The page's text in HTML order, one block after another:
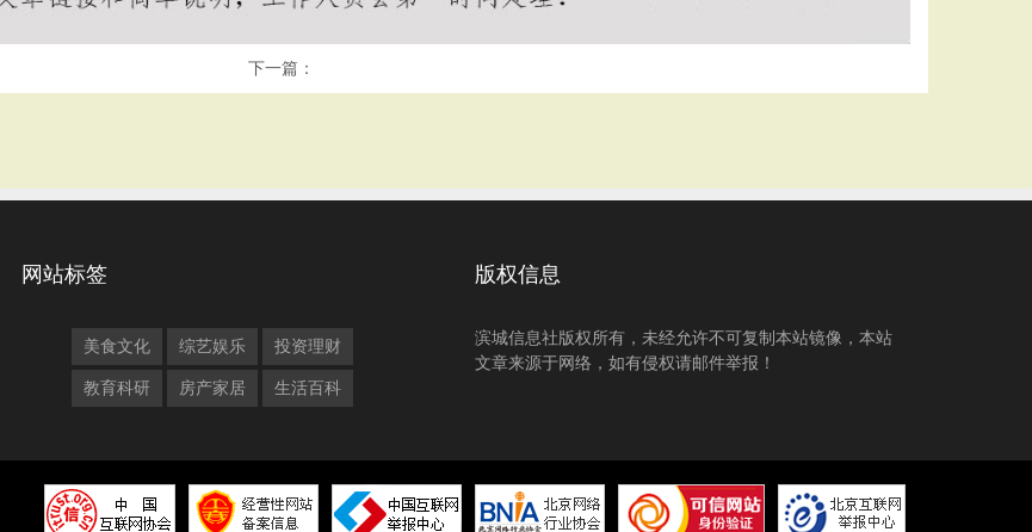
下一篇：
网站标签
美食文化 综艺娱乐 投资理财
教育科研 房产家居 生活百科
版权信息
滨城信息社版权所有，未经允许不可复制本站镜像，本站
文章来源于网络，如有侵权请邮件举报！